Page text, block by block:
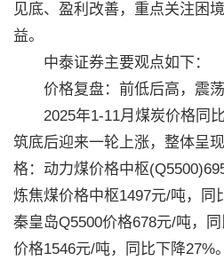
见底、盈利改善，重点关注困
益。
中泰证券主要观点如下：
价格复盘：前低后高，震荡
2025年1-11月煤炭价格同比
筑底后迎来一轮上涨，整体呈
格：动力煤价格中枢
炼焦煤价格中枢1497元/吨，同
秦皇岛Q5500价格678元/吨，
价格1546元/吨，同比下降27%